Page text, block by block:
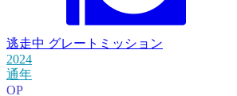
逃走中 グレートミッション
2024
通年
OP